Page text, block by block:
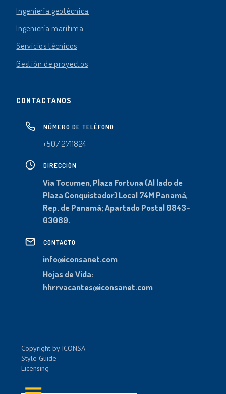
Ingeniería geotécnica
Ingeniería marítima
Servicios técnicos
Gestión de proyectos
CONTACTANOS
NÚMERO DE TELÉFONO
+507 2711824
DIRECCIÓN
Via Tocumen, Plaza Fortuna (Al lado de
Plaza Conquistador) Local 74M Panamá,
Rep. de Panamá; Apartado Postal 0843-
03089.
CONTACTO
info@iconsanet.com
Hojas de Vida:
hhrrvacantes@iconsanet.com
Copyright by ICONSA
Style Guide
Licensing